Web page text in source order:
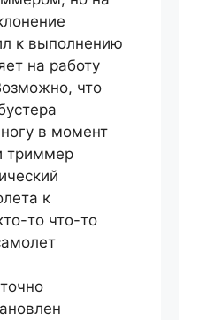
к выполнению
на работу
что
в момент
триммер
к
то что-то